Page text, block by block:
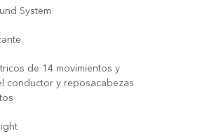
System
de 14 movimientos y
conductor y reposacabezas